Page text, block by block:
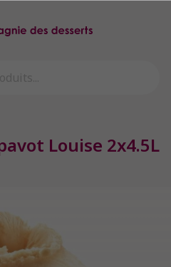
Louise 2x4.5L